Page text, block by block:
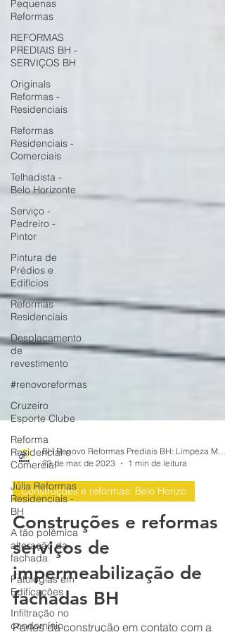
Pequenas
Reformas
REFORMAS
PREDIAIS BH -
SERVIÇOS BH
Originals
Reformas -
Residenciais
Reformas
Residenciais -
Comerciais
Telhadista -
Belo Horizonte
Serviço -
Pedreiro -
Pintor
Pintura de
Prédios e
Edifícios
Reformas
Residenciais
Desplacamento
de
revestimento
#renovoreformas
Cruzeiro
Esporte Clube
Reforma
Residencial e
Comercial
Júlia Reformas
Residenciais -
BH
A tão polêmica
alteração da
fachada
Patologias em
Edificações
Infiltração no
condomínio
23 de mar. de 2023
1 min de leitura
Construções e reformas: Belo Horizo
Construções e reformas
serviços de
impermeabilização de
fachadas BH